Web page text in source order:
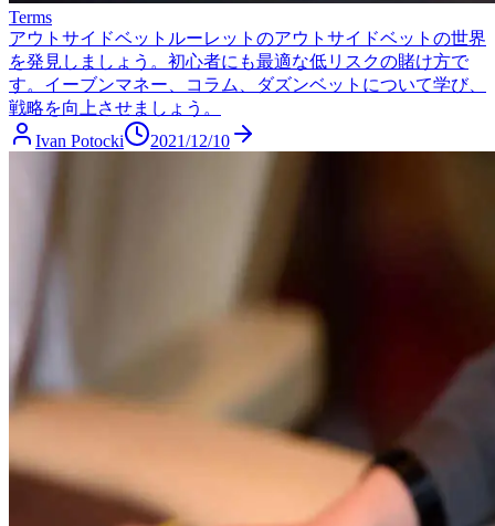
Terms
アウトサイドベット ルーレットのアウトサイドベットの世界
を発見しましょう。初心者にも最適な低リスクの賭け方で
す。イーブンマネー、コラム、ダズンベットについて学び、
戦略を向上させましょう。
Ivan Potocki
2021/12/10